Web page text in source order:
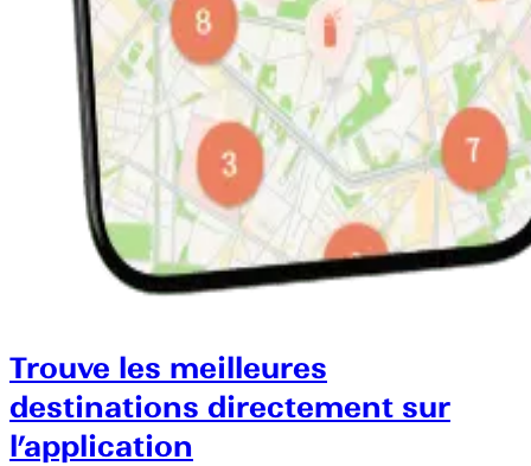
Trouve les meilleures
destinations directement sur
l’application